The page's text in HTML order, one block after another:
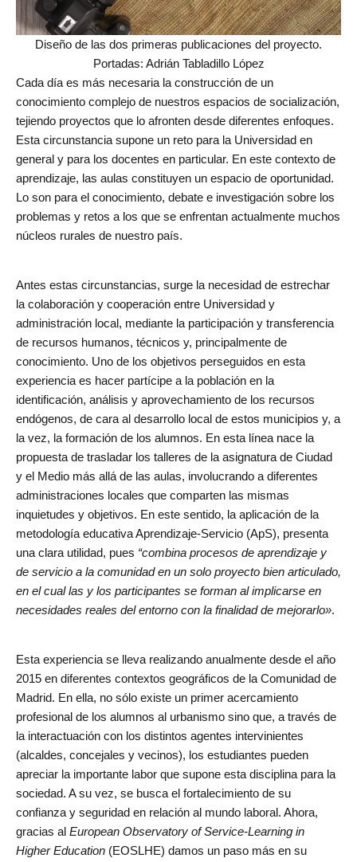
Universidad
Diseño de las dos primeras publicaciones del proyecto.
Portadas: Adrián Tabladillo López
Cada día es más necesaria la construcción de un
conocimiento complejo de nuestros espacios de socialización,
tejiendo proyectos que lo afronten desde diferentes enfoques.
Esta circunstancia supone un reto para la Universidad en
general y para los docentes en particular. En este contexto de
aprendizaje, las aulas constituyen un espacio de oportunidad.
Lo son para el conocimiento, debate e investigación sobre los
problemas y retos a los que se enfrentan actualmente muchos
núcleos rurales de nuestro país.
Antes estas circunstancias, surge la necesidad de estrechar
la colaboración y cooperación entre Universidad y
administración local, mediante la participación y transferencia
de recursos humanos, técnicos y, principalmente de
conocimiento. Uno de los objetivos perseguidos en esta
experiencia es hacer partícipe a la población en la
identificación, análisis y aprovechamiento de los recursos
endógenos, de cara al desarrollo local de estos municipios y, a
la vez, la formación de los alumnos. En esta línea nace la
propuesta de trasladar los talleres de la asignatura de Ciudad
y el Medio más allá de las aulas, involucrando a diferentes
administraciones locales que comparten las mismas
inquietudes y objetivos. En este sentido, la aplicación de la
metodología educativa Aprendizaje-Servicio (ApS), presenta
una clara utilidad, pues “combina procesos de aprendizaje y
de servicio a la comunidad en un solo proyecto bien articulado,
en el cual las y los participantes se forman al implicarse en
necesidades reales del entorno con la finalidad de mejorarlo».
Esta experiencia se lleva realizando anualmente desde el año
2015 en diferentes contextos geográficos de la Comunidad de
Madrid. En ella, no sólo existe un primer acercamiento
profesional de los alumnos al urbanismo sino que, a través de
la interactuación con los distintos agentes intervinientes
(alcaldes, concejales y vecinos), los estudiantes pueden
apreciar la importante labor que supone esta disciplina para la
sociedad. A su vez, se busca el fortalecimiento de su
confianza y seguridad en relación al mundo laboral. Ahora,
gracias al European Observatory of Service-Learning in
Higher Education (EOSLHE) damos un paso más en su